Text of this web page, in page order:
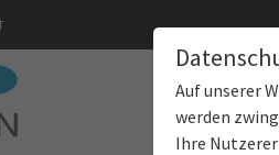
Auf unserer
werden
Ihre